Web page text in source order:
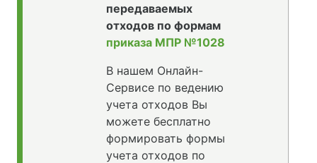
передаваемых
отходов по формам
приказа МПР №1028
В нашем Онлайн-
Сервисе по ведению
учета отходов Вы
можете бесплатно
формировать формы
учета отходов по